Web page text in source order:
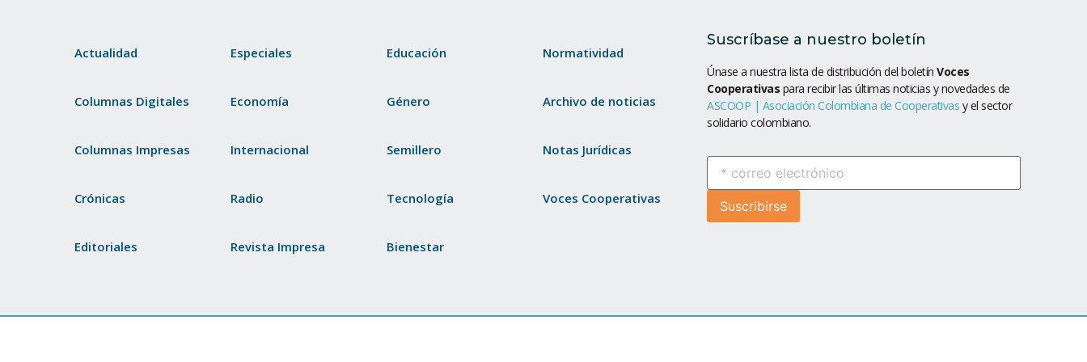
Actualidad
Columnas Digitales
Columnas Impresas
Crónicas
Editoriales
Especiales
Economía
Internacional
Radio
Revista Impresa
Educación
Género
Semillero
Tecnología
Bienestar
Normatividad
Archivo de noticias
Notas Jurídicas
Voces Cooperativas
Suscríbase a nuestro boletín
Únase a nuestra lista de distribución del boletín Voces
Cooperativas para recibir las últimas noticias y novedades de
ASCOOP | Asociación Colombiana de Cooperativas y el sector
solidario colombiano.